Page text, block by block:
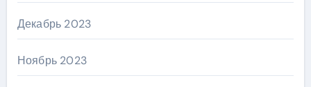
Декабрь 2023
Ноябрь 2023